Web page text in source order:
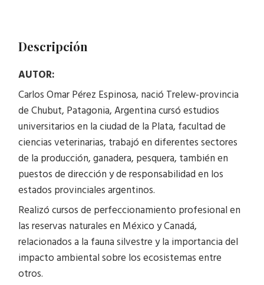
Descripción
AUTOR:
Carlos Omar Pérez Espinosa, nació Trelew-provincia
de Chubut, Patagonia, Argentina cursó estudios
universitarios en la ciudad de la Plata, facultad de
ciencias veterinarias, trabajó en diferentes sectores
de la producción, ganadera, pesquera, también en
puestos de dirección y de responsabilidad en los
estados provinciales argentinos.
Realizó cursos de perfeccionamiento profesional en
las reservas naturales en México y Canadá,
relacionados a la fauna silvestre y la importancia del
impacto ambiental sobre los ecosistemas entre
otros.